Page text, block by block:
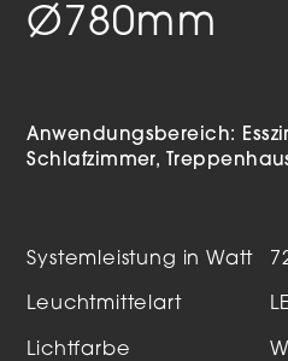
Ø780mm
Anwendungsbereich:
Schlafzimmer
Systemleistung in Watt
Leuchtmittelart
Lichtfarbe